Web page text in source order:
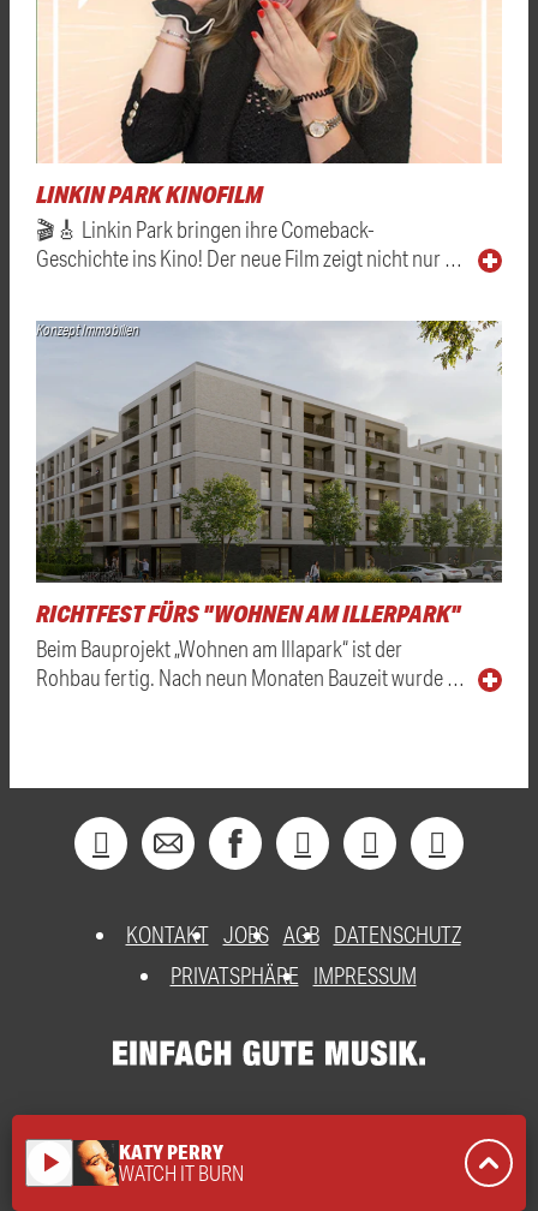
LINKIN PARK KINOFILM
🎬🎸 Linkin Park bringen ihre Comeback-
Geschichte ins Kino! Der neue Film zeigt nicht nur …
Konzept Immobilien
RICHTFEST FÜRS "WOHNEN AM ILLERPARK"
Beim Bauprojekt „Wohnen am Illapark“ ist der
Rohbau fertig. Nach neun Monaten Bauzeit wurde …
KONTAKT JOBS AGB DATENSCHUTZ
PRIVATSPHÄRE
IMPRESSUM
play_arrow KATY PERRY
WATCH IT BURN